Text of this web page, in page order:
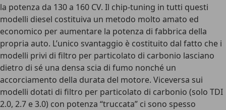
la potenza da 130 a 160 CV. Il chip-tuning in tutti questi
modelli diesel costituiva un metodo molto amato ed
economico per aumentare la potenza di fabbrica della
propria auto. L’unico svantaggio è costituito dal fatto che i
modelli privi di filtro per particolato di carbonio lasciano
dietro di sé una densa scia di fumo nonché un
accorciamento della durata del motore. Viceversa sui
modelli dotati di filtro per particolato di carbonio (solo TDI
2.0, 2.7 e 3.0) con potenza “truccata” ci sono spesso